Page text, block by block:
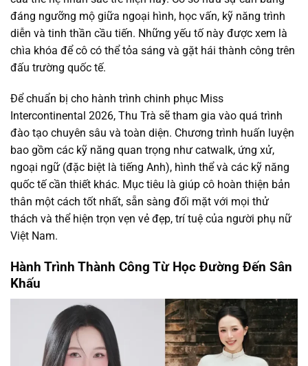
đáng ngưỡng mộ giữa ngoại hình, học vấn, kỹ năng trình
diễn và tinh thần cầu tiến. Những yếu tố này được xem là
chìa khóa để cô có thể tỏa sáng và gặt hái thành công trên
đấu trường quốc tế.
Để chuẩn bị cho hành trình chinh phục Miss
Intercontinental 2026, Thu Trà sẽ tham gia vào quá trình
đào tạo chuyên sâu và toàn diện. Chương trình huấn luyện
bao gồm các kỹ năng quan trọng như catwalk, ứng xử,
ngoại ngữ (đặc biệt là tiếng Anh), hình thể và các kỹ năng
quốc tế cần thiết khác. Mục tiêu là giúp cô hoàn thiện bản
thân một cách tốt nhất, sẵn sàng đối mặt với mọi thử
thách và thể hiện trọn vẹn vẻ đẹp, trí tuệ của người phụ nữ
Việt Nam.
Hành Trình Thành Công Từ Học Đường Đến Sân
Khấu